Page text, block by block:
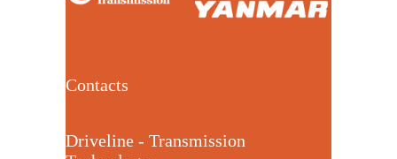
Contacts
Driveline - Transmission